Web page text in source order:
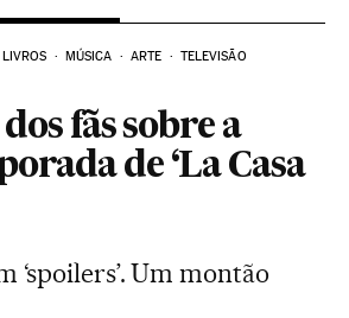
LIVROS MÚSICA ARTE TELEVISÃO
fãs sobre a
de ‘La Casa
‘spoilers’. Um montão